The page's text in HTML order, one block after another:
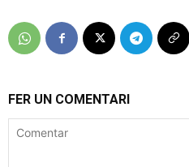
FER UN COMENTARI